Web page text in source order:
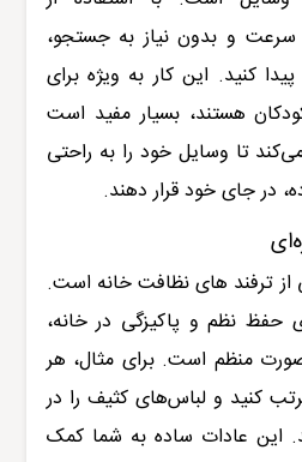
سرعت و بدون نیاز به جستجو،
کنید. این کار به ویژه برای
هستند، بسیار مفید است
تا وسایل خود را به راحتی
در جای خود قرار دهند.
ترفند های نظافت خانه است.
حفظ نظم و پاکیزگی در خانه،
منظم است. برای مثال، هر
کنید و لباس‌های کثیف را در
این عادات ساده به شما کمک